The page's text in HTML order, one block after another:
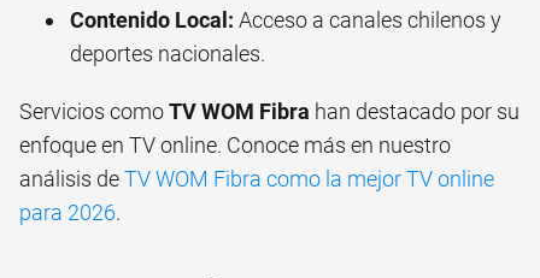
Contenido Local: Acceso a canales chilenos y
deportes nacionales.
Servicios comoTV WOM Fibra han destacado por su
enfoque en TV online. Conoce más en nuestro
análisis deTV WOM Fibra como la mejor TV online
para 2026.